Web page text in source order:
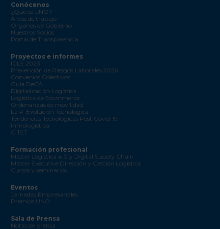
Conócenos
¿Qué es UNO?
Áreas de trabajo
Órganos de Gobierno
Nuestros Socios
Portal de Transparencia
Proyectos e informes
ICLE 2023
Prevención de Riesgos Laborales 2026
Convenios Colectivos
Guía DeCA
Digitalización Logística
Logística de Ecommerce
Ordenanzas de movilidad
La R-Evolución Tecnológica
Tendencias Tecnológicas Post Covid-19
Inmologística
CITET
Formación profesional
Máster Logística 4.0 y Digital Supply Chain
Máster Executive Dirección y Gestión Logística
Cursos y seminarios
Eventos
Jornadas Empresariales
Premios UNO
Sala de Prensa
Notas de prensa